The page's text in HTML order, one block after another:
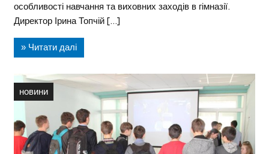
особливості навчання та виховних заходів в гімназії.
Директор Ірина Топчій […]
» Читати далі
новини